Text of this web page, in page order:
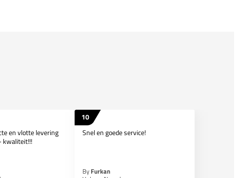
en vlotte levering
kwaliteit!!!
10
Snel en goede service!
By Furkan